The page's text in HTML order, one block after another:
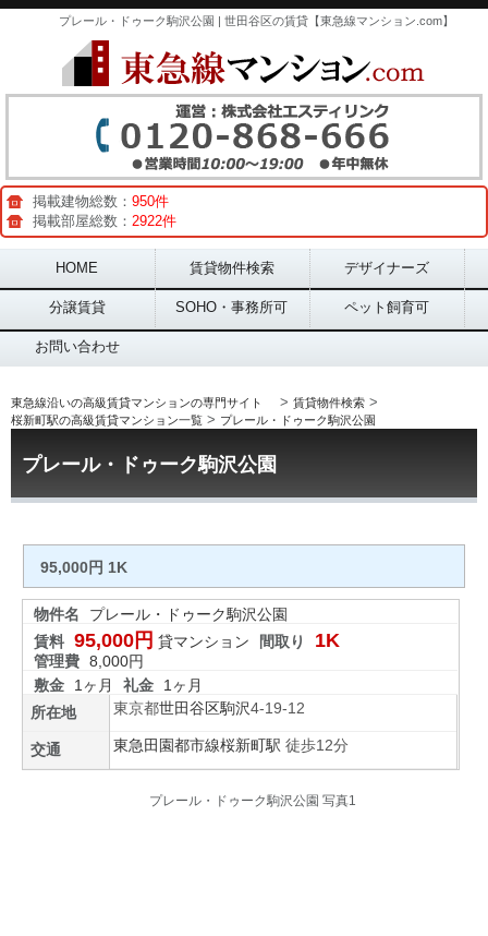
プレール・ドゥーク駒沢公園 | 世田谷区の賃貸【東急線マンション.com】
掲載建物総数： 950件
掲載部屋総数： 2922件
Main menu
HOME 賃貸物件検索 デザイナーズ
分譲賃貸 SOHO・事務所可 ペット飼育可
お問い合わせ
東急線沿いの高級賃貸マンションの専門サイト > 賃貸物件検索 >
桜新町駅の高級賃貸マンション一覧 > プレール・ドゥーク駒沢公園
プレール・ドゥーク駒沢公園
95,000円 1K
物件名
プレール・ドゥーク駒沢公園
賃料 95,000円 貸マンション 間取り 1K
管理費 8,000円
敷金
1ヶ月 礼金
1ヶ月
所在地
東京都世田谷区駒沢4-19-12
交通 東急田園都市線桜新町駅 徒歩12分